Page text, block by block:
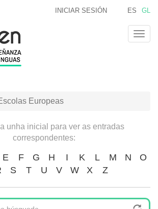
ES GL
INICIAR SESIÓN
Europeas
unha inicial para ver as entradas
correspondentes:
E F G H I K L M N
O
S T U V W X Z